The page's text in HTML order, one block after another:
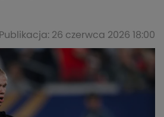
Publikacja: 26 czerwca 2026 18:00